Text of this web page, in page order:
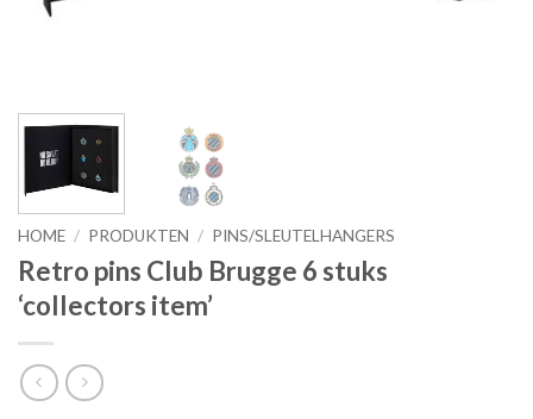
HOME / PRODUKTEN / PINS/SLEUTELHANGERS
Retro pins Club Brugge 6 stuks
‘collectors item’